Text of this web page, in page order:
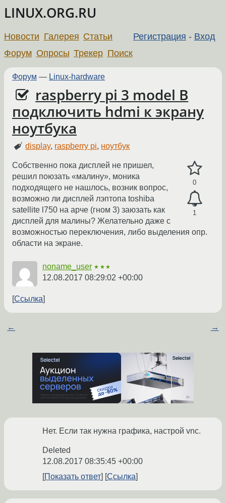
LINUX.ORG.RU
Регистрация - Вход
Новости Галерея Статьи
Форум Опросы Трекер Поиск
Форум — Linux-hardware
raspberry pi 3 model B
подключить hdmi к экрану
ноутбука
display, raspberry pi, ноутбук
0
1
Собственно пока дисплей не пришел,
решил поюзать «малину», моника
подходящего не нашлось, возник вопрос,
возможно ли дисплей лэптопа toshiba
satellite l750 на арче (гном 3) заюзать как
дисплей для малины? Желательно даже с
возможностью переключения, либо выделения опр.
области на экране.
noname_user ★★★
12.08.2017 08:29:02 +00:00
Ссылка
← →
Нет. Если так нужна графика, настрой vnc.
Deleted
12.08.2017 08:35:45 +00:00
Показать ответ
Ссылка